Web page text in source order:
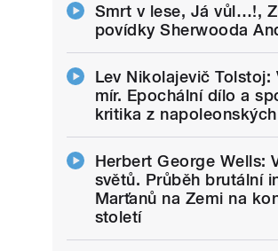
Smrt v lese, Já vůl…!,
povídky Sherwooda
Lev Nikolajevič Tolstoj:
mír. Epochální dílo a
kritika z
Herbert George Wells:
světů. Průběh brutální
Marťanů na Zemi na
století